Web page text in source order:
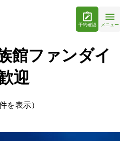
予約確認 メニュー
館ファンダイ
迎
を表示）